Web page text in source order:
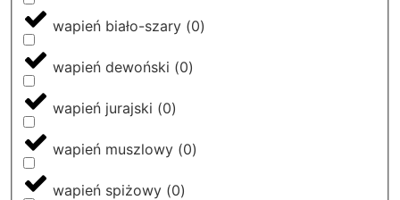
wapień biało-szary (0)
wapień dewoński (0)
wapień jurajski (0)
wapień muszlowy (0)
wapień spiżowy (0)